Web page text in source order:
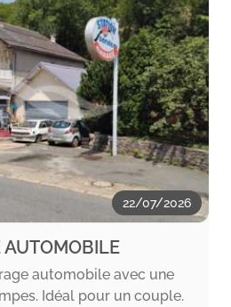
22/07/2026
AUTOMOBILE
automobile avec une
Idéal pour un couple.